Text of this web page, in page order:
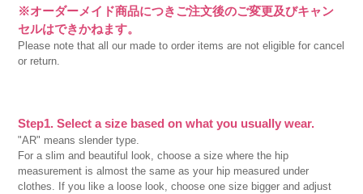
※オーダーメイド商品につきご注文後のご変更及びキャン
セルはできかねます。
Please note that all our made to order items are not eligible for cancel
or return.
Step1. Select a size based on what you usually wear.
"AR" means slender type.
For a slim and beautiful look, choose a size where the hip
measurement is almost the same as your hip measured under
clothes. If you like a loose look, choose one size bigger and adjust